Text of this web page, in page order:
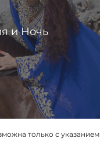
и Ночь
только с указанием